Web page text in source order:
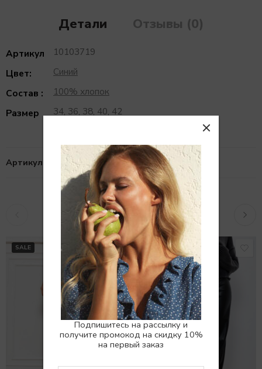
Подпишитесь на рассылку и
получите промокод на скидку 10%
на первый заказ
Детали Отзывы (0)
Артикул
10103719
Цвет:
Синий
Состав :
100% хлопок
Размер
34, 36, 38, 40, 42
Артикул: 10103719
Похожие товары
SALE